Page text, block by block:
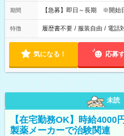
期間 【急募】即日～長期 ※開始
特徴 履歴書不要 / 服装自由 / 電話
気になる！ 応募
未読
【在宅勤務OK】時給4000
製薬メーカーで治験関連